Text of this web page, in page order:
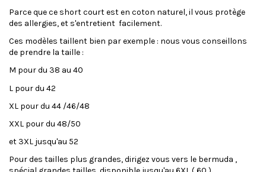
Parce que ce short court est en coton naturel, il vous protège
des allergies, et s'entretient facilement.
Ces modèles taillent bien par exemple : nous vous conseillons
de prendre la taille :
M pour du 38 au 40
L pour du 42
XL pour du 44 /46/48
XXL pour du 48/50
et 3XL jusqu'au 52
Pour des tailles plus grandes, dirigez vous vers le bermuda ,